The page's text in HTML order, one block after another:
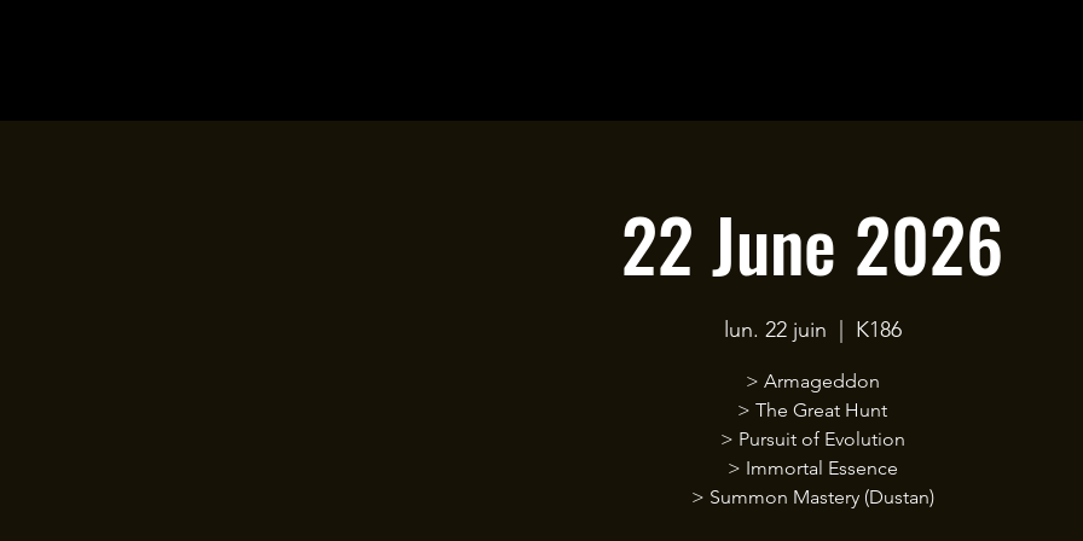
22 June 2026
lun. 22 juin K186
> Armageddon
> The Great Hunt
> Pursuit of Evolution
> Immortal Essence
> Summon Mastery (Dustan)